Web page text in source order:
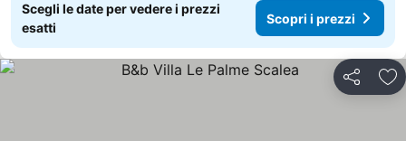
Scegli le date per vedere i prezzi
esatti
Scopri i prezzi
Condividi